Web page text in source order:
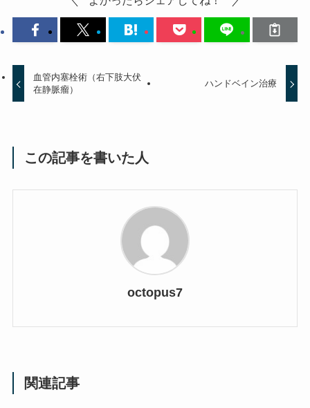
血管内塞栓術（右下肢大伏
在静脈瘤）
ハンドベイン治療
この記事を書いた人
octopus7
関連記事